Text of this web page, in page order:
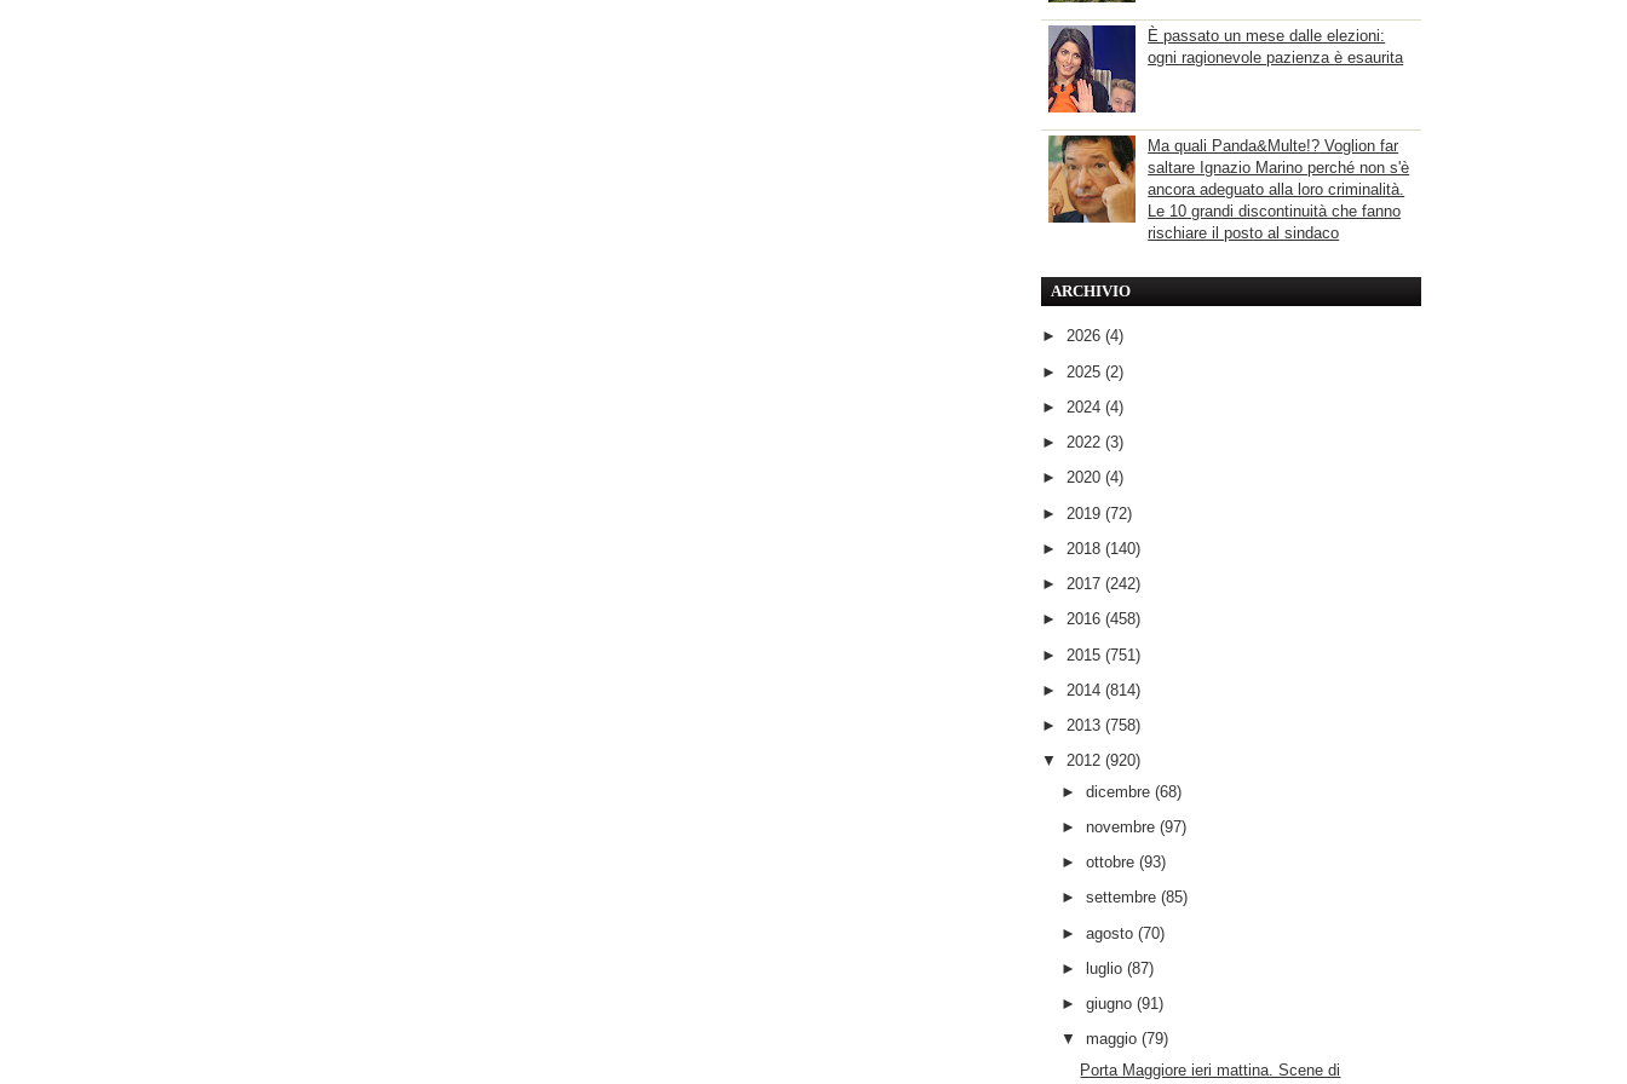
È passato un mese dalle elezioni:
ogni ragionevole pazienza è esaurita
Ma quali Panda&Multe!? Voglion far
saltare Ignazio Marino perché non s'è
ancora adeguato alla loro criminalità.
Le 10 grandi discontinuità che fanno
rischiare il posto al sindaco
ARCHIVIO
► 2026 (4)
► 2025 (2)
► 2024 (4)
► 2022 (3)
► 2020 (4)
► 2019 (72)
► 2018 (140)
► 2017 (242)
► 2016 (458)
► 2015 (751)
► 2014 (814)
► 2013 (758)
▼ 2012 (920)
► dicembre (68)
► novembre (97)
► ottobre (93)
► settembre (85)
► agosto (70)
►
luglio (87)
► giugno (91)
▼ maggio (79)
Porta Maggiore ieri mattina. Scene di